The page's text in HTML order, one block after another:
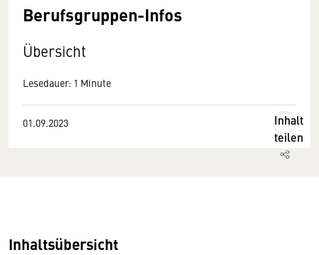
Berufsgruppen-Infos
Übersicht
Lesedauer: 1 Minute
01.09.2023
Inhalt
teilen
Inhaltsübersicht